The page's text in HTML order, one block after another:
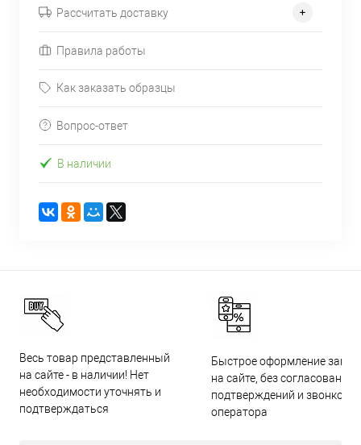
Рассчитать доставку
Правила работы
Как заказать образцы
Вопрос-ответ
В наличии
Весь товар представленный
на сайте - в наличии! Нет
необходимости уточнять и
подтверждаться
Быстрое оформление
на сайте, без согласований,
подтверждений и звонков
оператора